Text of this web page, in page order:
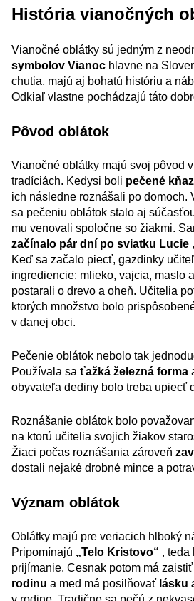
História vianočných
Vianočné oblátky sú jedným z
symbolov Vianoc hlavne na
chutia, majú aj bohatú históriu a
Odkiaľ vlastne pochádzajú táto
Pôvod oblátok
Vianočné oblátky majú svoj pôvod
tradíciách. Kedysi boli pečené
ich následne roznášali po domoch.
sa pečeniu oblátok stalo aj
mu venovali spoločne so žiakmi.
začínalo pár dní po sviatku Lucie
Keď sa začalo piecť, gazdinky
ingrediencie: mlieko, vajcia, maslo
postarali o drevo a oheň. Učitelia
ktorých množstvo bolo
v danej obci.
Pečenie oblátok nebolo tak
Používala sa ťažká železná forma
obyvateľa dediny bolo treba upiecť
Roznášanie oblátok bolo
na ktorú učitelia svojich žiakov
Žiaci počas roznášania zároveň
dostali nejaké drobné mince a
Význam oblátok
Oblátky majú pre veriacich hlboký
Pripomínajú „Telo Kristovo“ , teda
prijímanie. Cesnak potom má zaistiť
rodinu a med má posilňovať lásku